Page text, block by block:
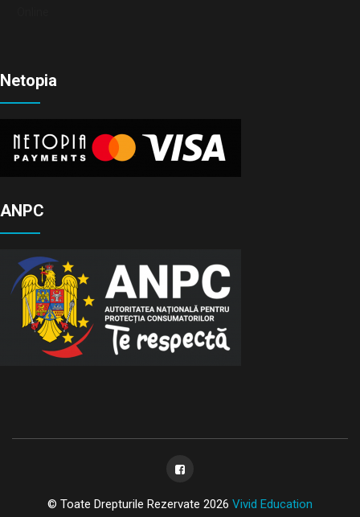
Netopia
ANPC
© Toate Drepturile Rezervate 2026 Vivid Education